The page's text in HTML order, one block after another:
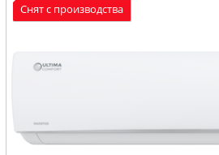
Снят с производства